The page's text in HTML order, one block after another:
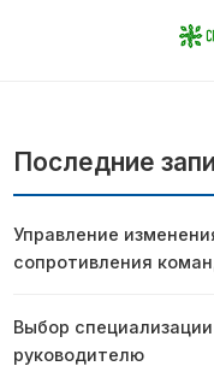
Последние
Управление
сопротивления
Выбор
руководителю